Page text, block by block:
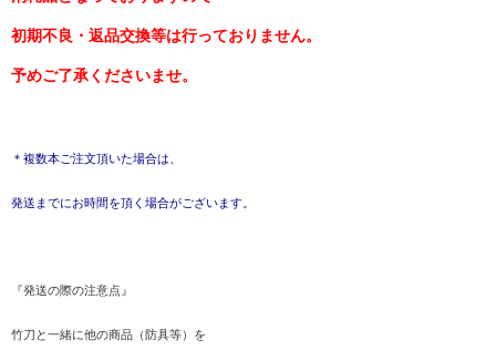
初期不良・返品交換等は行っておりません。
予めご了承くださいませ。
＊複数本ご注文頂いた場合は、
発送までにお時間を頂く場合がございます。
『発送の際の注意点』
竹刀と一緒に他の商品（防具等）を